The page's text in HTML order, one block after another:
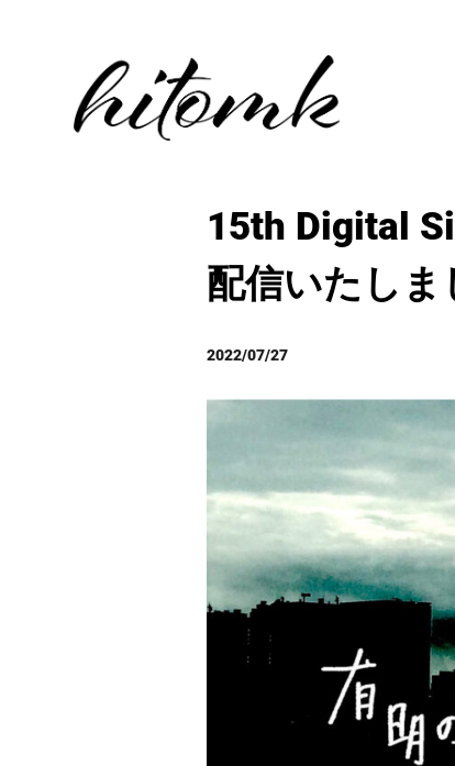
15th Digital
配信いたしま
2022/07/27